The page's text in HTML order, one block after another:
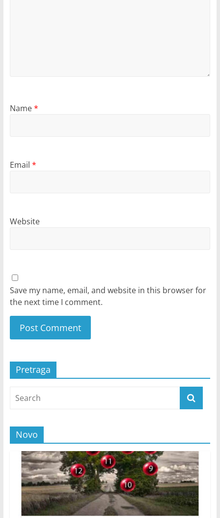
Name*
Email *
Website
Save my name, email, and website in this browser for
the next time I comment.
Pretraga
Novo